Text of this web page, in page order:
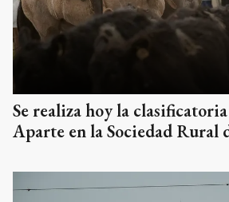
Se realiza hoy la
Aparte en la Sociedad Rural